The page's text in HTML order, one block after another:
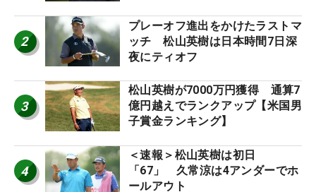
2
プレーオフ進出をかけたラストマ
ッチ 松山英樹は日本時間7日深
夜にティオフ
3
松山英樹が7000万円獲得 通算7
億円越えでランクアップ【米国男
子賞金ランキング】
4
＜速報＞松山英樹は初日
「67」 久常涼は4アンダーでホ
ールアウト